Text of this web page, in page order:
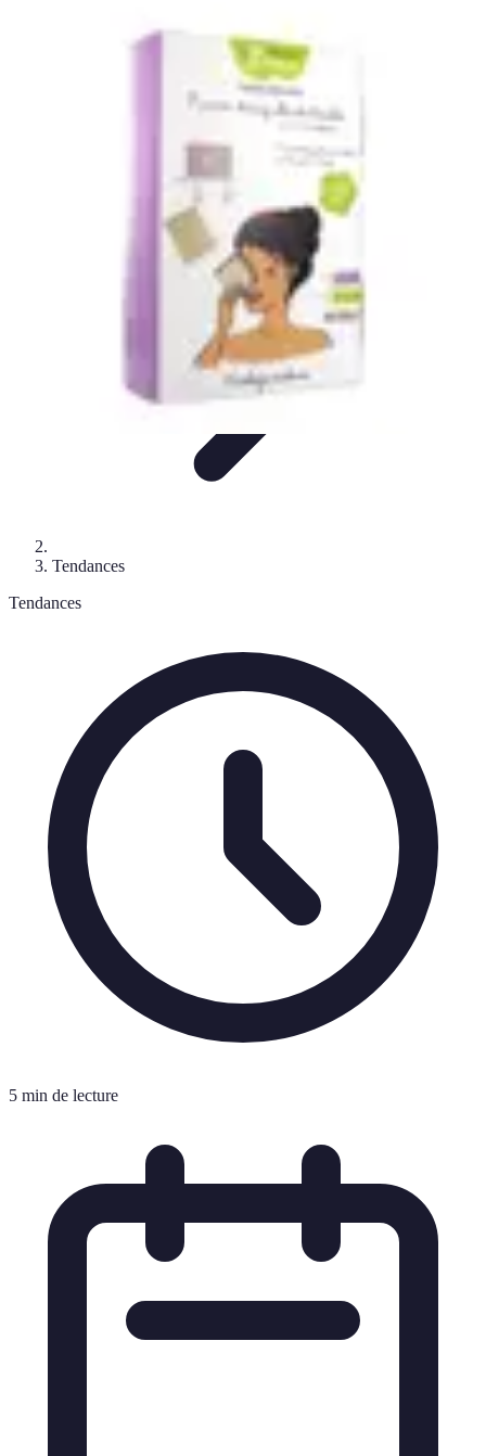
Évaluation des montres
Guides d'AchatTechniques et
Cadeaux et OccasionsMode et Accessoires
Tendances
Tendances
5 min de lecture